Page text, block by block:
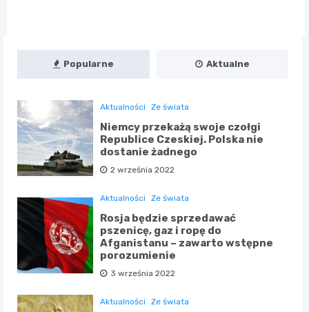
Popularne Aktualne
Aktualności Ze świata
Niemcy przekażą swoje czołgi
Republice Czeskiej. Polska nie
dostanie żadnego
2 września 2022
Aktualności Ze świata
Rosja będzie sprzedawać
pszenicę, gaz i ropę do
Afganistanu – zawarto wstępne
porozumienie
3 września 2022
Aktualności Ze świata